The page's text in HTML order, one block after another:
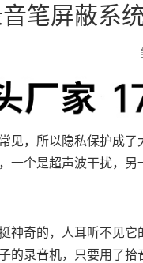
笔屏蔽系
见，所以隐私保护成
一个是超声波干扰，另
神奇的，人耳听不见
的录音机，只要用了